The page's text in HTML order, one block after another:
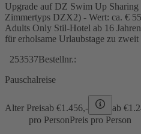
Upgrade auf DZ Swim Up
Zimmertyps DZX2) - Wert: ca. €
Adults Only Stil-Hotel ab 16
für erholsame Urlaubstage zu zweit
253537Bestellnr.:
Pauschalreise
Alter Preisab €1.456,- ab €
pro PersonPreis pro Person